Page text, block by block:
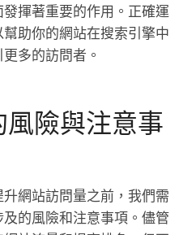
揮著重要的作用。正確運
助你的網站在搜索引擎中
多的訪問者。
險與注意事
網站訪問量之前，我們需
的風險和注意事項。儘管